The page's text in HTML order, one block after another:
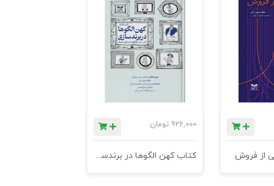
و از فریب
و
از فروش
926,000 تومان
کتاب کهن الگوها در برندسازی - ابزاری برای خلاقها و استراتژیست ها